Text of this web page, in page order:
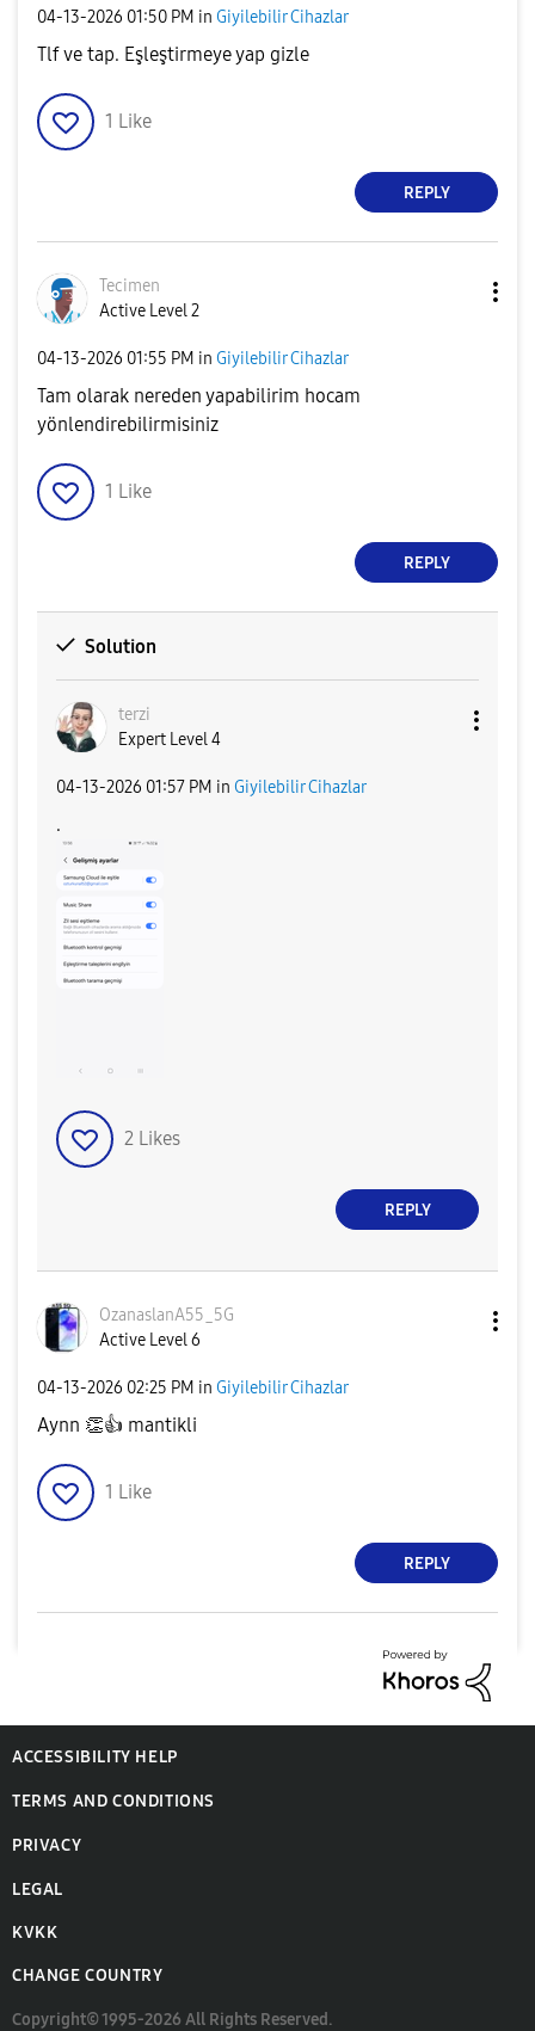
‎04-13-2026 01:50 PM in Giyilebilir Cihazlar
Tlf ve tap. Eşleştirmeye yap gizle
1 Like
REPLY
Tecimen
Active Level 2
‎04-13-2026 01:55 PM in Giyilebilir Cihazlar
Tam olarak nereden yapabilirim hocam
yönlendirebilirmisiniz
1 Like
REPLY
Solution
terzi
Expert Level 4
‎04-13-2026 01:57 PM in Giyilebilir Cihazlar
.
2 Likes
REPLY
OzanaslanA55_5G
Active Level 6
‎04-13-2026 02:25 PM in Giyilebilir Cihazlar
Aynn 👏👍 mantikli
1 Like
REPLY
ACCESSIBILITY HELP
TERMS AND CONDITIONS
PRIVACY
LEGAL
KVKK
CHANGE COUNTRY
Copyright© 1995-2026 All Rights Reserved.